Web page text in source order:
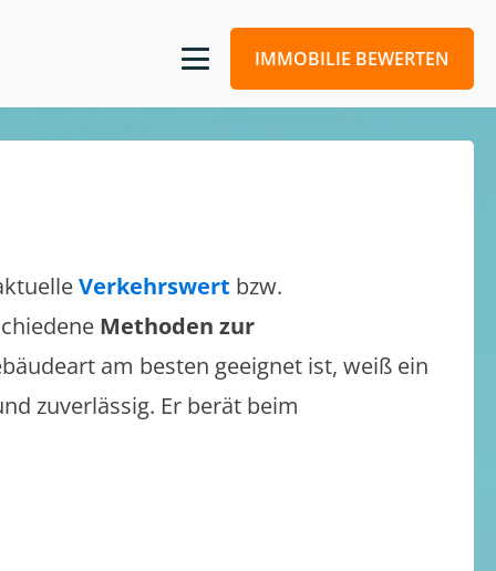
IMMOBILIE BEWERTEN
Verkehrswert bzw.
Methoden zur
am besten geeignet ist, weiß ein
zuverlässig. Er berät beim